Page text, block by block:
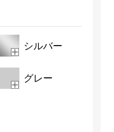
シルバー
グレー